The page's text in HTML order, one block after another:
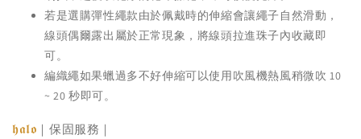
若是選購彈性繩款由於佩戴時的伸縮會讓繩子自然滑動，
線頭偶爾露出屬於正常現象，將線頭拉進珠子內收藏即
可。
編織繩如果蠟過多不好伸縮可以使用吹風機熱風稍微吹 10
~ 20 秒即可。
𝖍𝖆𝖑𝖔 ｜保固服務｜